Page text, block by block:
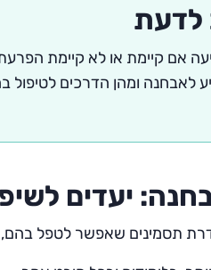
לדעת
אם קיימת או לא קיימת
לאבחנה ומהן הדרכים לטיפול
יעדים
תסמינים שאפשר לטפל בהם,